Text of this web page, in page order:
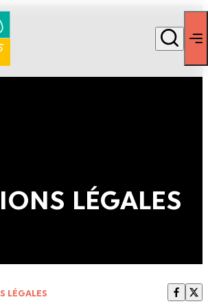
LÉGALES
LÉGALES